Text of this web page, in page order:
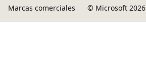
Marcas comerciales
© Microsoft 2026